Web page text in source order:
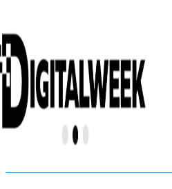
Saltar
al
contenido
principal